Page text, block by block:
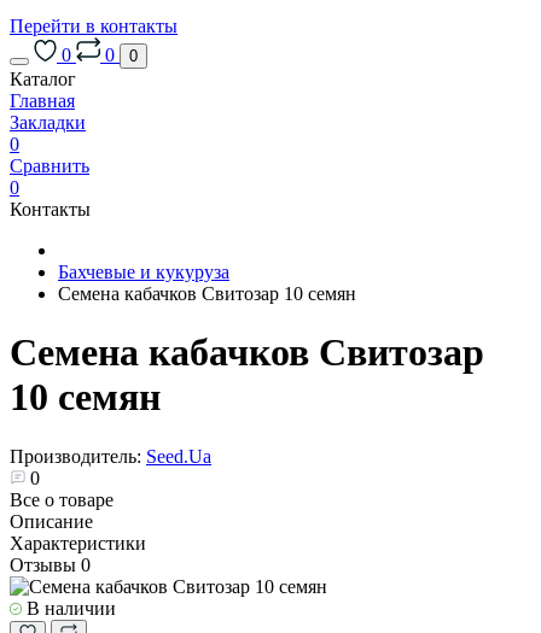
Перейти в контакты
0
0 0
Каталог
Главная
Закладки
0
Сравнить
0
Контакты
Бахчевые и кукуруза
Семена кабачков Свитозар 10 семян
Семена кабачков Свитозар
10 семян
Производитель: Seed.Ua
0
Все о товаре
Описание
Характеристики
Отзывы 0
В наличии